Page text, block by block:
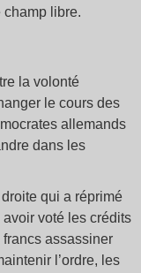
champ libre.
la volonté
le cours des
allemands
dans les
qui a réprimé
voté les crédits
assassiner
l’ordre, les